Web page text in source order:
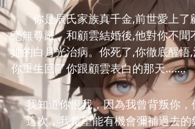
你是辰氏家族真千金,前世愛上了
毫無尊嚴。和顧雲結婚後,他對你不聞
她的白月光治病。你死了,你徹底醒悟
你重生回了你跟顧雲表白的那天….…
我知道你恨我，因為我曾背叛你，
這次，我希望能有機會彌補過去的